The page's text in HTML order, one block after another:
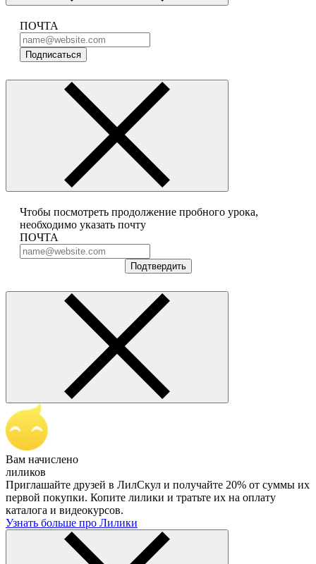
ПОЧТА
Подписаться
Чтобы посмотреть продолжение пробного урока,
необходимо указать почту
ПОЧТА
Подтвердить
Вам начислено
лиликов
Приглашайте друзей в ЛилСкул и получайте 20% от суммы их
первой покупки. Копите лилики и тратьте их на оплату
каталога и видеокурсов.
Узнать больше про Лилики